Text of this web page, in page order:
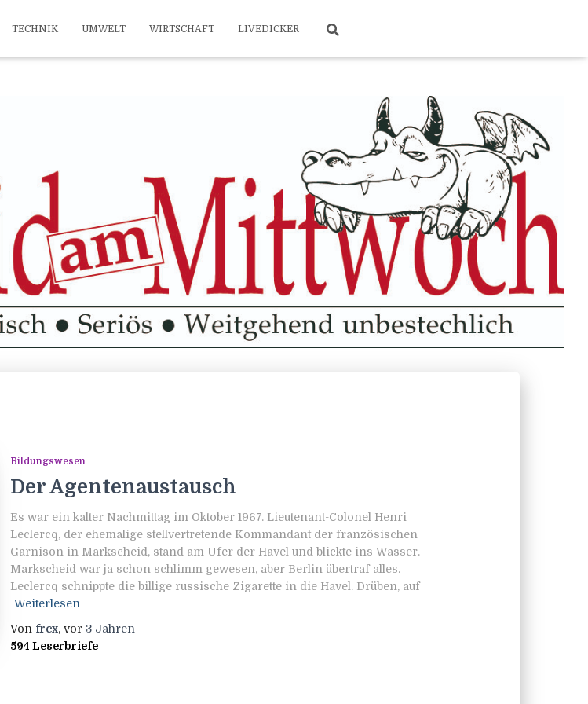
TECHNIK UMWELT WIRTSCHAFT LIVEDICKER
Bildungswesen
Der Agentenaustausch
Es war ein kalter Nachmittag im Oktober 1967. Lieutenant-Colonel Henri
Leclercq, der ehemalige stellvertretende Kommandant der französischen
Garnison in Markscheid, stand am Ufer der Havel und blickte ins Wasser.
Markscheid war ja schon schlimm gewesen, aber Berlin übertraf alles.
Leclercq schnippte die billige russische Zigarette in die Havel. Drüben, auf
Weiterlesen
Von frcx, vor 3 Jahren
594 Leserbriefe